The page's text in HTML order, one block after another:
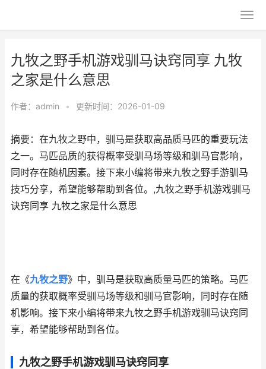
九牧之野手机游戏驯马诀窍同享 九牧
之家是什么意思
作者： admin • 更新时间：2026-01-09
摘要：在九牧之野中，驯马是获取高品质马匹的重要玩法
之一。马匹品质的获得概率受驯马场等级和驯马官影响，
同时存在随机因素。接下来小编将带来九牧之野手游驯马
技巧分享，希望能够帮助到各位。,九牧之野手机游戏驯马
诀窍同享 九牧之家是什么意思
在《九牧之野》中，驯马是获取高质量马匹的策略。马匹
质量的获取概率受驯马场等级和驯马官影响，同时存在随
机影响。接下来小编将带来九牧之野手机游戏驯马诀窍同
享，希望能够帮助到各位。
九牧之野手机游戏驯马诀窍同享